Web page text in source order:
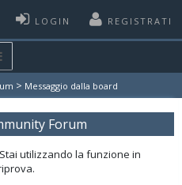
LOGIN REGISTRATI
> Messaggio dalla board
Forum
utilizzando la funzione in